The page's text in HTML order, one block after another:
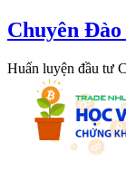
Chuyên
Huấn luyện đầu tư